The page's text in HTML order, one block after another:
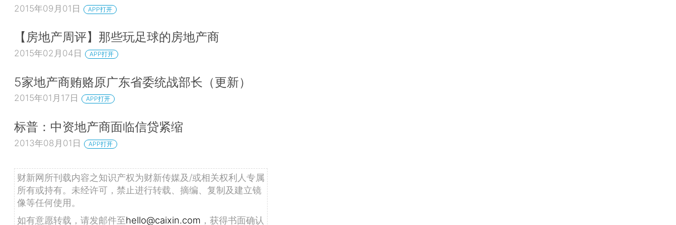
2015年09月01日 APP打开
【房地产周评】那些玩足球的房地产商
2015年02月04日 APP打开
5家地产商贿赂原广东省委统战部长（更新）
2015年01月17日 APP打开
标普：中资地产商面临信贷紧缩
2013年08月01日 APP打开
财新网所刊载内容之知识产权为财新传媒及/或相关权利人专属
所有或持有。未经许可，禁止进行转载、摘编、复制及建立镜
像等任何使用。
如有意愿转载，请发邮件至hello@caixin.com ，获得书面确认